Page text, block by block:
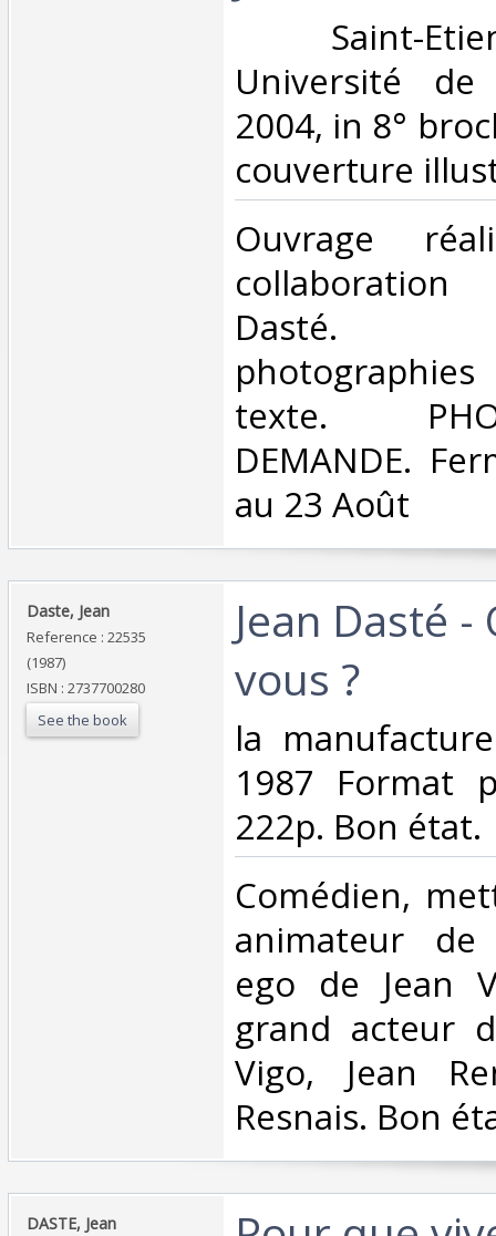
Saint-
Université de
2004, in 8°
couverture
‎Ouvrage
Dasté.
texte.
DEMANDE.
au 23 Août‎
‎Daste, Jean‎
Reference : 22535
(1987)
ISBN : 2737700280
See the book
‎Jean Dasté -
vous ?‎
‎la
1987 Format
222p. Bon état.‎
‎Comédien,
animateur
ego de Jean
grand acteur
Vigo, Jean
Resnais. Bon
‎DASTE, Jean‎